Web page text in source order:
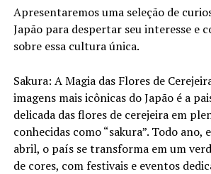
Apresentaremos uma seleção de
Japão para despertar seu interesse e
sobre essa cultura única.
Sakura: A Magia das Flores de
imagens mais icônicas do Japão é a
delicada das flores de cerejeira em
conhecidas como “sakura”. Todo ano,
abril, o país se transforma em um
de cores, com festivais e eventos